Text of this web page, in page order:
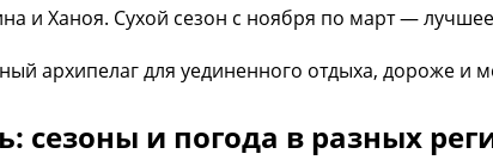
и Ханоя. Сухой сезон с ноября по март —
архипелаг для уединенного отдыха, дороже и
сезоны и погода в разных